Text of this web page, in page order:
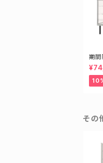
期
用
ケ
その